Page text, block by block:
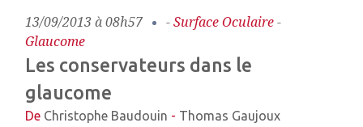
13/09/2013 à 08h57 -Surface Oculaire-
Glaucome
Les conservateurs dans le
glaucome
De Christophe Baudouin - Thomas Gaujoux